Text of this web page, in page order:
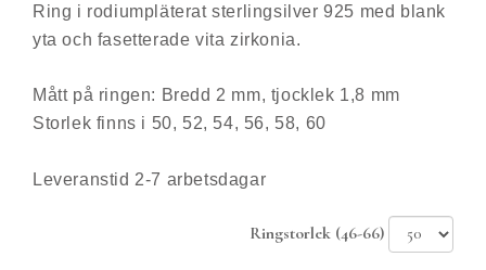
Ring i rodiumpläterat sterlingsilver 925 med blank
yta och fasetterade vita zirkonia.
Mått på ringen: Bredd 2 mm, tjocklek 1,8 mm
Storlek finns i 50, 52, 54, 56, 58, 60
Leveranstid 2-7 arbetsdagar
Ringstorlek (46-66)